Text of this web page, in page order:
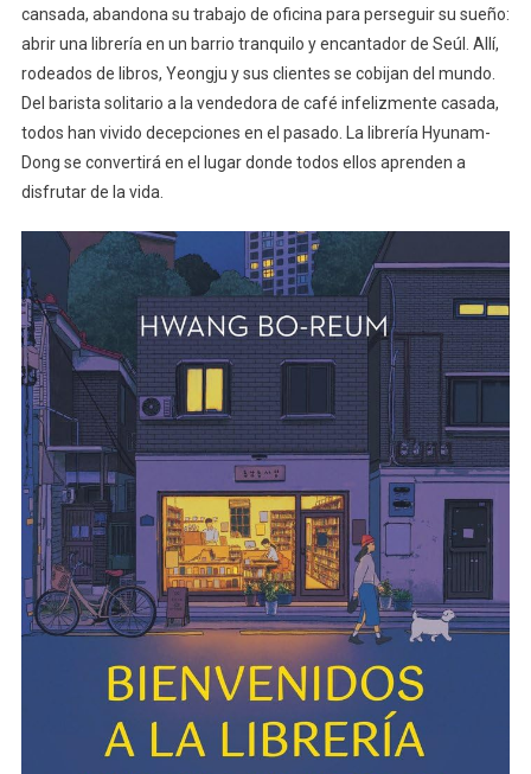
cansada, abandona su trabajo de oficina para perseguir su sueño:
abrir una librería en un barrio tranquilo y encantador de Seúl. Allí,
rodeados de libros, Yeongju y sus clientes se cobijan del mundo.
Del barista solitario a la vendedora de café infelizmente casada,
todos han vivido decepciones en el pasado. La librería Hyunam-
Dong se convertirá en el lugar donde todos ellos aprenden a
disfrutar de la vida.